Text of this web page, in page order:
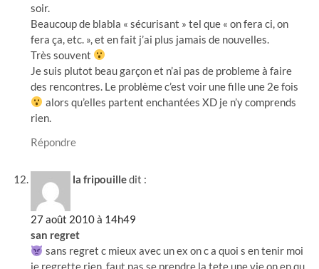
soir.
Beaucoup de blabla « sécurisant » tel que « on fera ci, on
fera ça, etc. », et en fait j’ai plus jamais de nouvelles.
Très souvent
Je suis plutot beau garçon et n’ai pas de probleme à faire
des rencontres. Le problème c’est voir une fille une 2e fois
alors qu’elles partent enchantées XD je n’y comprends
rien.
Répondre
la fripouilledit :
27 août 2010 à 14h49
san regret
sans regret c mieux avec un ex on c a quoi s en tenir moi
je regrette rien .faut pas se prendre la tete une vie on en qu